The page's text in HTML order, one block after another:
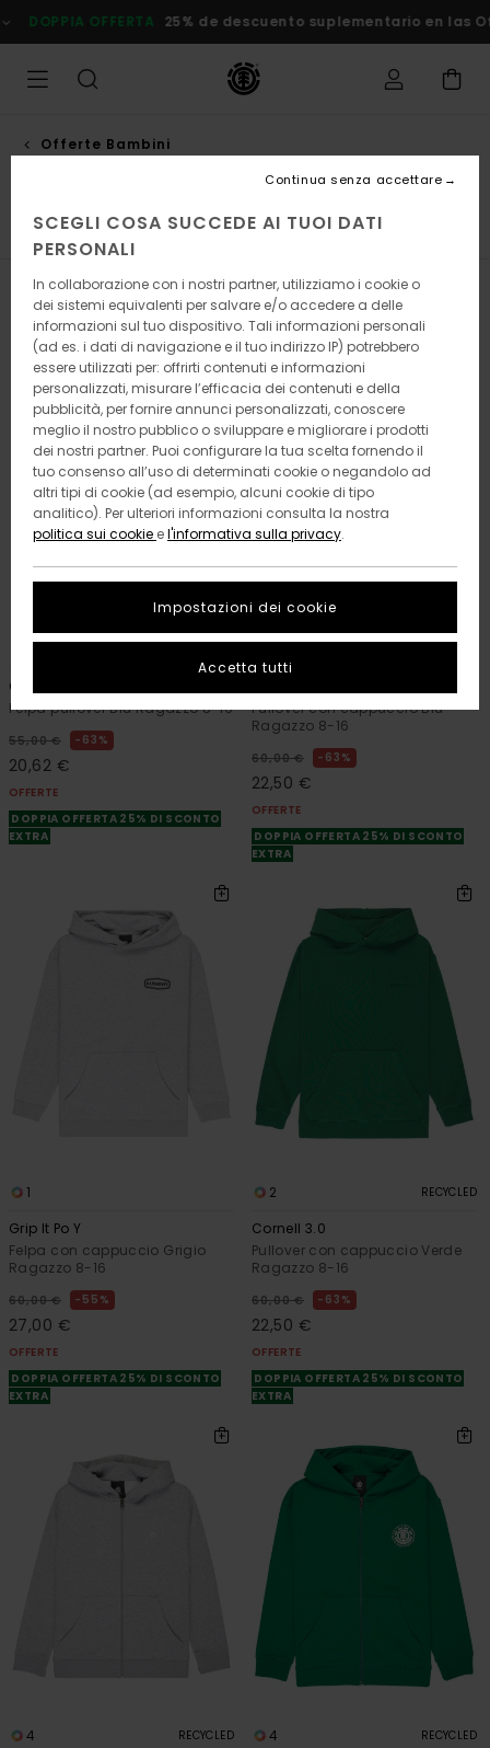
alla
selezione
griglie
25% de descuento suplementario en las Ofertas
Offerte Bambini
Felpe e felpa con cappuccio
Felpe e Felpa con Cappuccio Giacche
Filtra e Ordina 27 Risultati
Salta
criteri
ricerca
visualizza
ordine
Cornell 3.0
Felpa pullover Blu Ragazzo 8-16
55,00 € 63%
20,62 €
OFFERTE
DOPPIA OFFERTA 25% DI SCONTO
EXTRA
Pullover con cappuccio Blu
Ragazzo 8-16
60,00 € 63%
22,50 €
OFFERTE
DOPPIA OFFERTA 25% DI SCONTO
EXTRA
1
Grip It Po Y
Felpa con cappuccio Grigio
Ragazzo 8-16
60,00 € 55%
27,00 €
OFFERTE
DOPPIA OFFERTA 25% DI SCONTO
EXTRA
2 RECYCLED
Cornell 3.0
Pullover con cappuccio Verde
Ragazzo 8-16
60,00 € 63%
22,50 €
OFFERTE
DOPPIA OFFERTA 25% DI SCONTO
EXTRA
4 RECYCLED 4 RECYCLED
SCEGLI COSA SUCCEDE AI TUOI DATI
PERSONALI
In collaborazione con i nostri partner, utilizziamo i cookie o
dei sistemi equivalenti per salvare e/o accedere a delle
informazioni sul tuo dispositivo. Tali informazioni personali
(ad es. i dati di navigazione e il tuo indirizzo IP) potrebbero
essere utilizzati per: offrirti contenuti e informazioni
personalizzati, misurare l’efficacia dei contenuti e della
pubblicità, per fornire annunci personalizzati, conoscere
meglio il nostro pubblico o sviluppare e migliorare i prodotti
dei nostri partner. Puoi configurare la tua scelta fornendo il
tuo consenso all’uso di determinati cookie o negandolo ad
altri tipi di cookie (ad esempio, alcuni cookie di tipo
analitico). Per ulteriori informazioni consulta la nostra
politica sui cookie el'informativa sulla privacy.
Impostazioni dei cookie
Continua senza accettare
Accetta tutti